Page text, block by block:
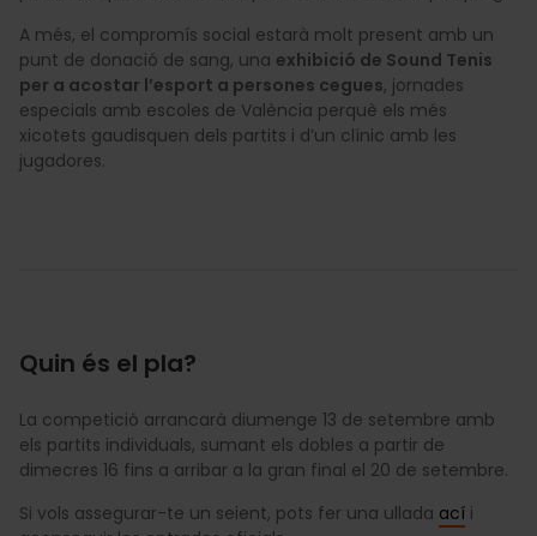
A més, el compromís social estarà molt present amb un
punt de donació de sang, una exhibició de Sound Tenis
per a acostar l’esport a persones cegues, jornades
especials amb escoles de València perquè els més
xicotets gaudisquen dels partits i d’un clínic amb les
jugadores.
Quin és el pla?
La competició arrancarà diumenge 13 de setembre amb
els partits individuals, sumant els dobles a partir de
dimecres 16 fins a arribar a la gran final el 20 de setembre.
Si vols assegurar-te un seient, pots fer una ullada ací i